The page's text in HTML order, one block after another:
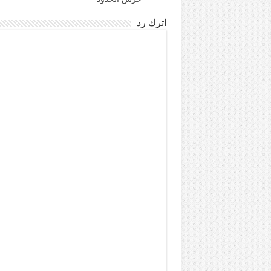
اترك رد